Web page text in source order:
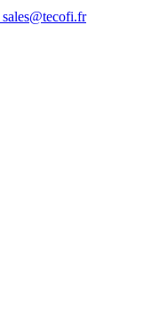
sales@tecofi.fr